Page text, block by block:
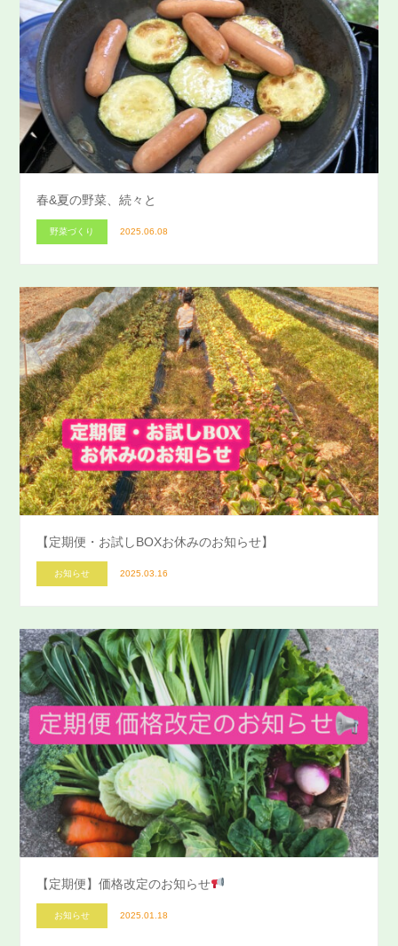
春&夏の野菜、続々と
野菜づくり 2025.06.08
【定期便・お試しBOXお休みのお知らせ】
お知らせ 2025.03.16
【定期便】価格改定のお知らせ
お知らせ 2025.01.18